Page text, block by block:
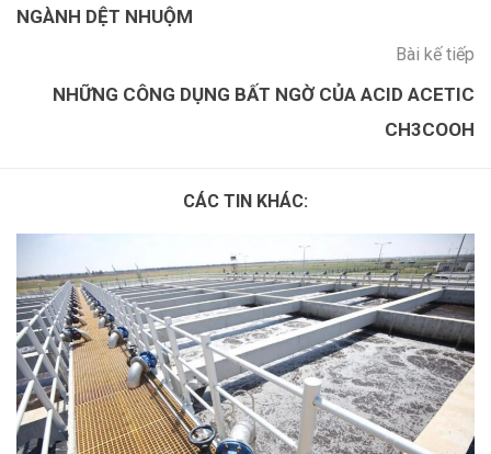
NGÀNH DỆT NHUỘM
Bài kế tiếp
NHỮNG CÔNG DỤNG BẤT NGỜ CỦA ACID ACETIC
CH3COOH
CÁC TIN KHÁC: